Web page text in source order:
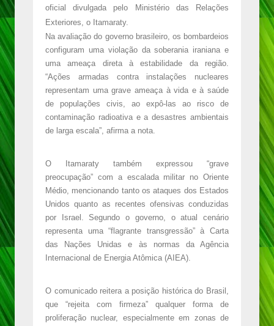
oficial divulgada pelo Ministério das Relações
Exteriores, o Itamaraty.
Na avaliação do governo brasileiro, os bombardeios
configuram uma violação da soberania iraniana e
uma ameaça direta à estabilidade da região.
“Ações armadas contra instalações nucleares
representam uma grave ameaça à vida e à saúde
de populações civis, ao expô-las ao risco de
contaminação radioativa e a desastres ambientais
de larga escala”, afirma a nota.
O Itamaraty também expressou “grave
preocupação” com a escalada militar no Oriente
Médio, mencionando tanto os ataques dos Estados
Unidos quanto as recentes ofensivas conduzidas
por Israel. Segundo o governo, o atual cenário
representa uma “flagrante transgressão” à Carta
das Nações Unidas e às normas da Agência
Internacional de Energia Atômica (AIEA).
O comunicado reitera a posição histórica do Brasil,
que “rejeita com firmeza” qualquer forma de
proliferação nuclear, especialmente em zonas de